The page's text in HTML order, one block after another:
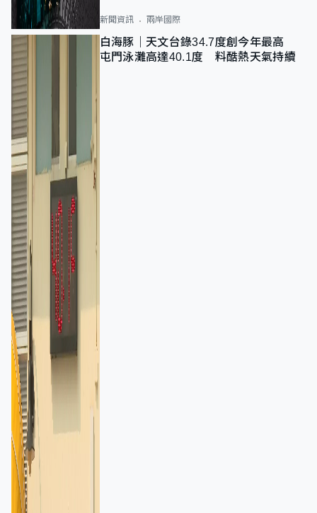
新聞資訊 兩岸國際
白海豚｜天文台錄34.7度創今年最高
屯門泳灘高達40.1度 料酷熱天氣持續